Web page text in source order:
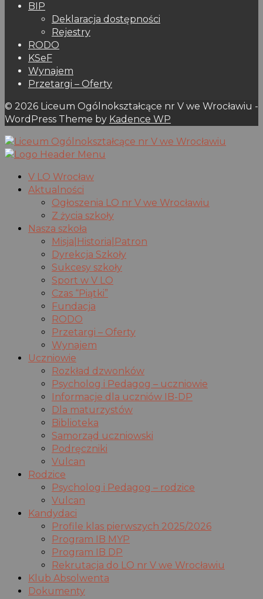
BIP
Deklaracja dostępności
Rejestry
RODO
KSeF
Wynajem
Przetargi – Oferty
© 2026 Liceum Ogólnokształcące nr V we Wrocławiu -
WordPress Theme by Kadence WP
V LO Wrocław
Aktualności
Ogłoszenia LO nr V we Wrocławiu
Z życia szkoły
Nasza szkoła
Misja|Historia|Patron
Dyrekcja Szkoły
Sukcesy szkoły
Sport w V LO
Czas “Piątki”
Fundacja
RODO
Przetargi – Oferty
Wynajem
Uczniowie
Rozkład dzwonków
Psycholog i Pedagog – uczniowie
Informacje dla uczniów IB-DP
Dla maturzystów
Biblioteka
Samorząd uczniowski
Podręczniki
Vulcan
Rodzice
Psycholog i Pedagog – rodzice
Vulcan
Kandydaci
Profile klas pierwszych 2025/2026
Program IB MYP
Program IB DP
Rekrutacja do LO nr V we Wrocławiu
Klub Absolwenta
Dokumenty